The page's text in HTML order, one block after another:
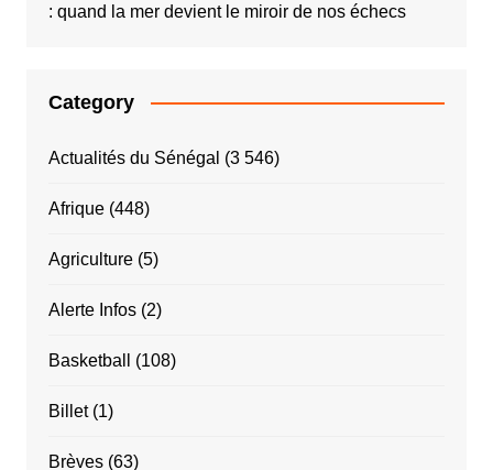
: quand la mer devient le miroir de nos échecs
Category
Actualités du Sénégal (3 546)
Afrique(448)
Agriculture(5)
Alerte Infos(2)
Basketball (108)
Billet(1)
Brèves(63)